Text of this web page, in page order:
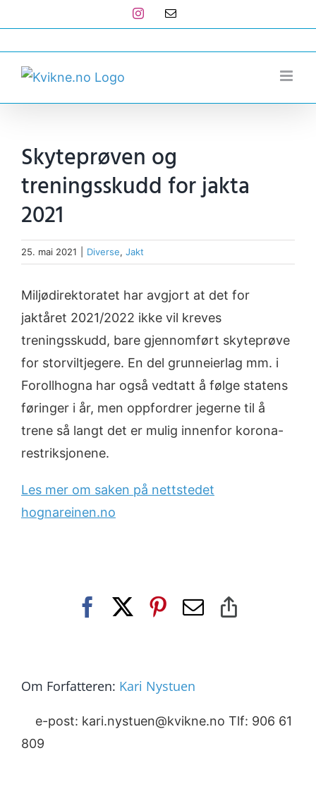
to
content
Instagram
E-
Skyteprøven og
treningsskudd for jakta
2021
25. mai 2021 Diverse, Jakt
Miljødirektoratet har avgjort at det for
jaktåret 2021/2022 ikke vil kreves
treningsskudd, bare gjennomført skyteprøve
for storviltjegere. En del grunneierlag mm. i
Forollhogna har også vedtatt å følge statens
føringer i år, men oppfordrer jegerne til å
trene så langt det er mulig innenfor korona-
restriksjonene.
Les mer om saken på nettstedet
hognareinen.no
Facebook Pinterest
E-
Om Forfatteren: Kari Nystuen
e-post: kari.nystuen@kvikne.no Tlf: 906 61
809